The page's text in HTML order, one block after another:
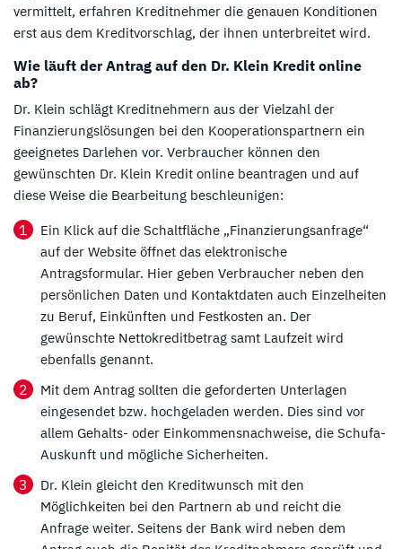
vermittelt, erfahren Kreditnehmer die genauen Konditionen
erst aus dem Kreditvorschlag, der ihnen unterbreitet wird.
Wie läuft der Antrag auf den Dr. Klein Kredit online
ab?
Dr. Klein schlägt Kreditnehmern aus der Vielzahl der
Finanzierungslösungen bei den Kooperationspartnern ein
geeignetes Darlehen vor. Verbraucher können den
gewünschten Dr. Klein Kredit online beantragen und auf
diese Weise die Bearbeitung beschleunigen:
Ein Klick auf die Schaltfläche „Finanzierungsanfrage“
auf der Website öffnet das elektronische
Antragsformular. Hier geben Verbraucher neben den
persönlichen Daten und Kontaktdaten auch Einzelheiten
zu Beruf, Einkünften und Festkosten an. Der
gewünschte Nettokreditbetrag samt Laufzeit wird
ebenfalls genannt.
Mit dem Antrag sollten die geforderten Unterlagen
eingesendet bzw. hochgeladen werden. Dies sind vor
allem Gehalts- oder Einkommensnachweise, die Schufa-
Auskunft und mögliche Sicherheiten.
Dr. Klein gleicht den Kreditwunsch mit den
Möglichkeiten bei den Partnern ab und reicht die
Anfrage weiter. Seitens der Bank wird neben dem